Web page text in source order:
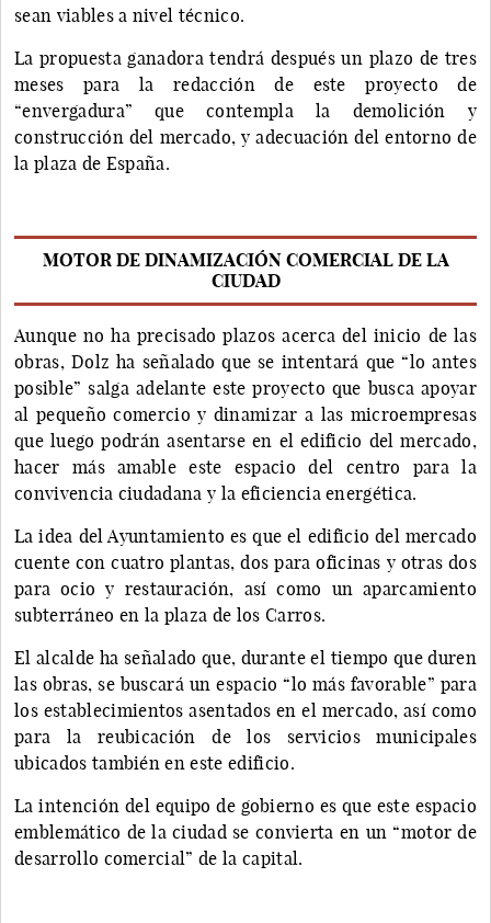
sean viables a nivel técnico.
La propuesta ganadora tendrá después un plazo de tres
meses para la redacción de este proyecto de
“envergadura” que contempla la demolición y
construcción del mercado, y adecuación del entorno de
la plaza de España.
MOTOR DE DINAMIZACIÓN COMERCIAL DE LA
CIUDAD
Aunque no ha precisado plazos acerca del inicio de las
obras, Dolz ha señalado que se intentará que “lo antes
posible” salga adelante este proyecto que busca apoyar
al pequeño comercio y dinamizar a las microempresas
que luego podrán asentarse en el edificio del mercado,
hacer más amable este espacio del centro para la
convivencia ciudadana y la eficiencia energética.
La idea del Ayuntamiento es que el edificio del mercado
cuente con cuatro plantas, dos para oficinas y otras dos
para ocio y restauración, así como un aparcamiento
subterráneo en la plaza de los Carros.
El alcalde ha señalado que, durante el tiempo que duren
las obras, se buscará un espacio “lo más favorable” para
los establecimientos asentados en el mercado, así como
para la reubicación de los servicios municipales
ubicados también en este edificio.
La intención del equipo de gobierno es que este espacio
emblemático de la ciudad se convierta en un “motor de
desarrollo comercial” de la capital.